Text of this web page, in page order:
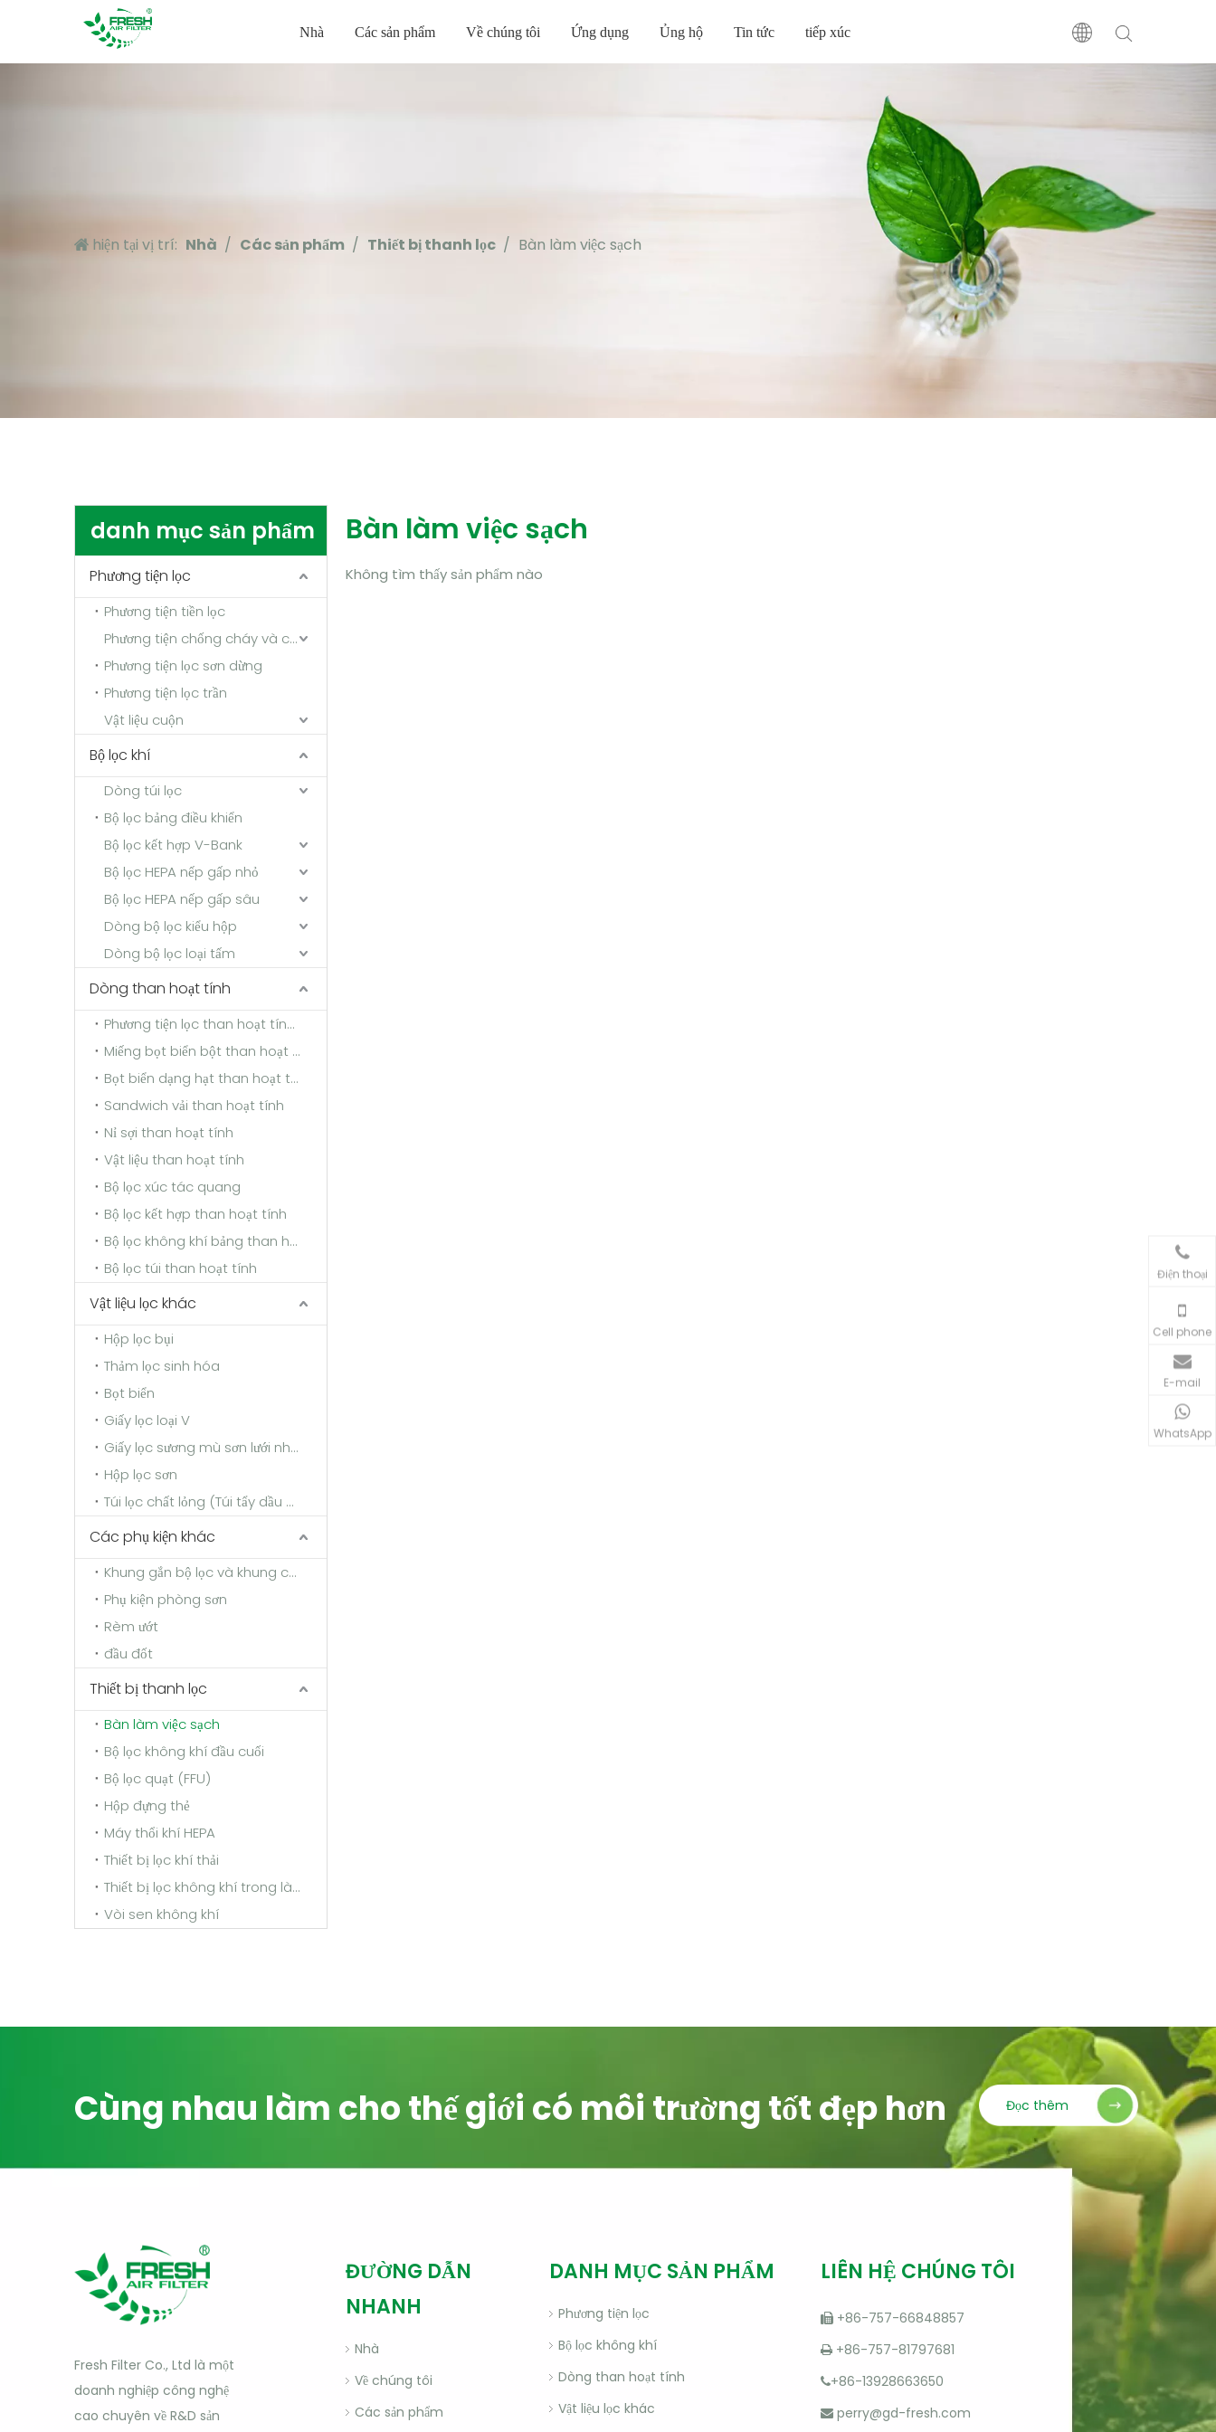
Nhà Các sản phẩm Về chúng tôi Ứng dụng Ủng hộ Tin tức tiếp xúc
hiện tại vị trí: Nhà / Các sản phẩm / Thiết bị thanh lọc / Bàn làm việc sạch
danh mục sản phẩm
Phương tiện lọc
Phương tiện tiền lọc
Phương tiện chống cháy và chịu nhiệt độ cao
Phương tiện lọc sơn dừng
Phương tiện lọc trần
Vật liệu cuộn
Bộ lọc khí
Dòng túi lọc
Bộ lọc bảng điều khiển
Bộ lọc kết hợp V-Bank
Bộ lọc HEPA nếp gấp nhỏ
Bộ lọc HEPA nếp gấp sâu
Dòng bộ lọc kiểu hộp
Dòng bộ lọc loại tấm
Dòng than hoạt tính
Phương tiện lọc than hoạt tính sợi tổng hợp
Miếng bọt biển bột than hoạt tính
Bọt biển dạng hạt than hoạt tính
Sandwich vải than hoạt tính
Nỉ sợi than hoạt tính
Vật liệu than hoạt tính
Bộ lọc xúc tác quang
Bộ lọc kết hợp than hoạt tính
Bộ lọc không khí bảng than hoạt tính
Bộ lọc túi than hoạt tính
Vật liệu lọc khác
Hộp lọc bụi
Thảm lọc sinh hóa
Bọt biển
Giấy lọc loại V
Giấy lọc sương mù sơn lưới nhiều lớp
Hộp lọc sơn
Túi lọc chất lỏng (Túi tẩy dầu mỡ)
Các phụ kiện khác
Khung gắn bộ lọc và khung cố định
Phụ kiện phòng sơn
Rèm ướt
đầu đốt
Thiết bị thanh lọc
Bàn làm việc sạch
Bộ lọc không khí đầu cuối
Bộ lọc quạt (FFU)
Hộp đựng thẻ
Máy thổi khí HEPA
Thiết bị lọc khí thải
Thiết bị lọc không khí trong lành
Vòi sen không khí
Bàn làm việc sạch
Không tìm thấy sản phẩm nào
Cùng nhau làm cho thế giới có môi trường tốt đẹp hơn Đọc thêm
Điện thoại
Cell phone
E-mail
WhatsApp
Fresh Filter Co., Ltd là một
doanh nghiệp công nghệ
cao chuyên về R&D sản
ĐƯỜNG DẪN
NHANH
Nhà
Về chúng tôi
Các sản phẩm
DANH MỤC SẢN PHẨM
Phương tiện lọc
Bộ lọc không khí
Dòng than hoạt tính
Vật liệu lọc khác
LIÊN HỆ CHÚNG TÔI
+86-757-66848857
+86-757-81797681
+86-13928663650
 perry@gd-fresh.com